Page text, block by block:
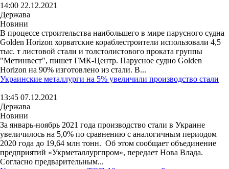
14:00 22.12.2021
Держава
Новини
В процессе строительства наибольшего в мире парусного судна
Golden Horizon хорватские кораблестроители использовали 4,5
тыс. т листовой стали и толстолистового проката группы
"Метинвест", пишет ГМК-Центр. Парусное судно Golden
Horizon на 90% изготовлено из стали. В...
Украинские металлурги на 5% увеличили производство стали
13:45 07.12.2021
Держава
Новини
За январь-ноябрь 2021 года производство стали в Украине
увеличилось на 5,0% по сравнению с аналогичным периодом
2020 года до 19,64 млн тонн. Об этом сообщает объединение
предприятий «Укрметаллургпром», передает Нова Влада.
Согласно предварительным...